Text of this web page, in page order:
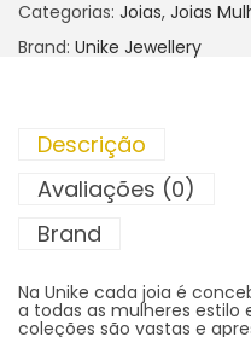
Categorias: Joias, Joias
Brand: Unike Jewellery
Descrição
Avaliações (0)
Brand
Na Unike cada joia é
a todas as mulheres estilo
coleções são vastas e